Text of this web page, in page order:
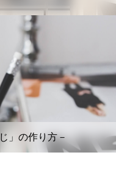
」の作り方－